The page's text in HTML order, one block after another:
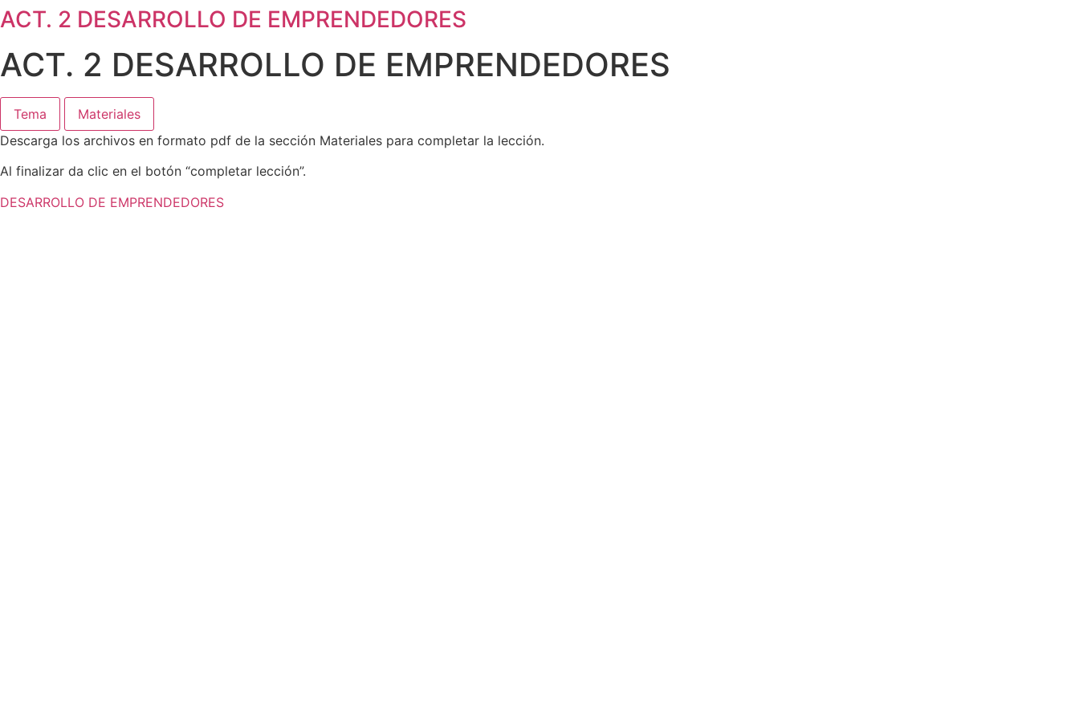
ACT. 2 DESARROLLO DE EMPRENDEDORES
ACT. 2 DESARROLLO DE EMPRENDEDORES
Tema
Materiales
Descarga los archivos en formato pdf de la sección Materiales para completar la lección.
Al finalizar da clic en el botón “completar lección”.
DESARROLLO DE EMPRENDEDORES